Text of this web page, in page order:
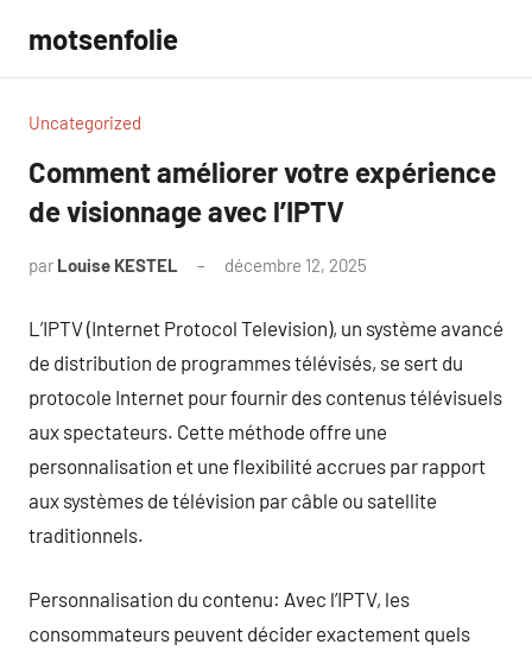
contenu
motsenfolie
Uncategorized
Comment améliorer votre expérience
de visionnage avec l’IPTV
par Louise KESTEL décembre 12, 2025
L’IPTV (Internet Protocol Television), un système avancé
de distribution de programmes télévisés, se sert du
protocole Internet pour fournir des contenus télévisuels
aux spectateurs. Cette méthode offre une
personnalisation et une flexibilité accrues par rapport
aux systèmes de télévision par câble ou satellite
traditionnels.
Personnalisation du contenu: Avec l’IPTV, les
consommateurs peuvent décider exactement quels